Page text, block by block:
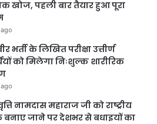
खोज, पहली बार तैयार हुआ पूरा
भर्ती के लिखित परीक्षा उत्तीर्ण
को मिलेगा निःशुल्क शारीरिक
नामदास महाराज जी को राष्ट्रीय
बनाए जाने पर देशभर से बधाइयों का